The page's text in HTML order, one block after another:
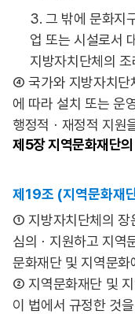
3. 그 밖에 문화지
업 또는 시설로서
지방자치단체의
④ 국가와 지방자치단
에 따라 설치 또는 운
행정적ㆍ재정적 지원
제5장지역문화재단
제19조 (지역문화재
① 지방자치단체의 장
심의ㆍ지원하고 지역
문화재단 및 지역문
② 지역문화재단 및 지
이 법에서 규정한 것을